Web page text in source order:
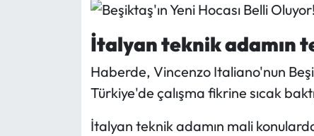
İtalyan teknik adamın
Haberde, Vincenzo Italiano'nun
Türkiye'de çalışma fikrine sıcak
İtalyan teknik adamın mali